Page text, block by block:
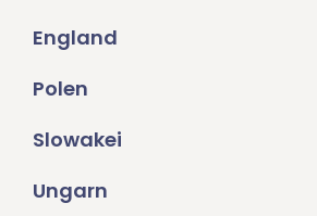
England
Polen
Slowakei
Ungarn